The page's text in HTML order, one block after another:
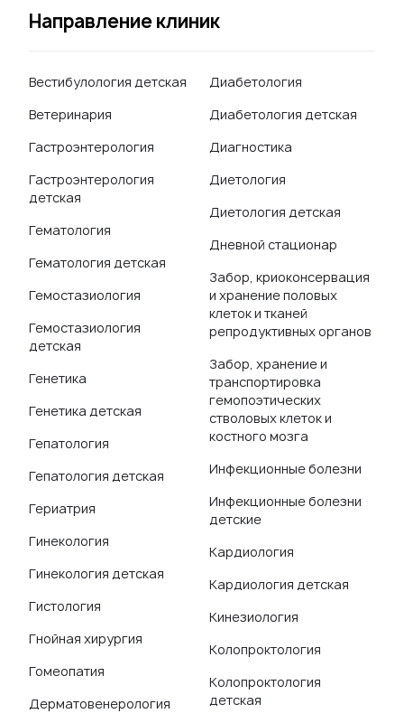
Направление клиник
Вестибулология детская
Ветеринария
Гастроэнтерология
Гастроэнтерология
детская
Гематология
Гематология детская
Гемостазиология
Гемостазиология
детская
Генетика
Генетика детская
Гепатология
Гепатология детская
Гериатрия
Гинекология
Гинекология детская
Гистология
Гнойная хирургия
Гомеопатия
Дерматовенерология
Диабетология
Диабетология детская
Диагностика
Диетология
Диетология детская
Дневной стационар
Забор, криоконсервация
и хранение половых
клеток и тканей
репродуктивных органов
Забор, хранение и
транспортировка
гемопоэтических
стволовых клеток и
костного мозга
Инфекционные болезни
Инфекционные болезни
детские
Кардиология
Кардиология детская
Кинезиология
Колопроктология
Колопроктология
детская